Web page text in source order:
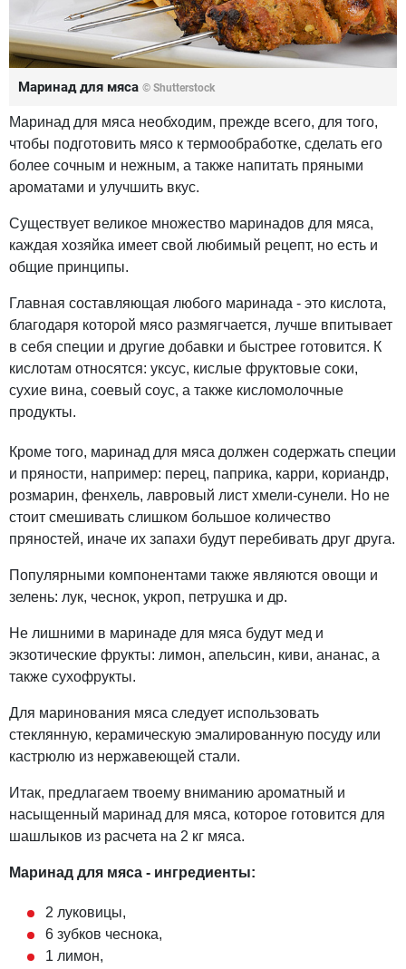
Маринад для мяса © Shutterstock
Маринад для мяса необходим, прежде всего, для того,
чтобы подготовить мясо к термообработке, сделать его
более сочным и нежным, а также напитать пряными
ароматами и улучшить вкус.
Существует великое множество маринадов для мяса,
каждая хозяйка имеет свой любимый рецепт, но есть и
общие принципы.
Главная составляющая любого маринада - это кислота,
благодаря которой мясо размягчается, лучше впитывает
в себя специи и другие добавки и быстрее готовится. К
кислотам относятся: уксус, кислые фруктовые соки,
сухие вина, соевый соус, а также кисломолочные
продукты.
Кроме того, маринад для мяса должен содержать специи
и пряности, например: перец, паприка, карри, кориандр,
розмарин, фенхель, лавровый лист хмели-сунели. Но не
стоит смешивать слишком большое количество
пряностей, иначе их запахи будут перебивать друг друга.
Популярными компонентами также являются овощи и
зелень: лук, чеснок, укроп, петрушка и др.
Не лишними в маринаде для мяса будут мед и
экзотические фрукты: лимон, апельсин, киви, ананас, а
также сухофрукты.
Для маринования мяса следует использовать
стеклянную, керамическую эмалированную посуду или
кастрюлю из нержавеющей стали.
Итак, предлагаем твоему вниманию ароматный и
насыщенный маринад для мяса, которое готовится для
шашлыков из расчета на 2 кг мяса.
Маринад для мяса - ингредиенты:
2 луковицы,
6 зубков чеснока,
1 лимон,